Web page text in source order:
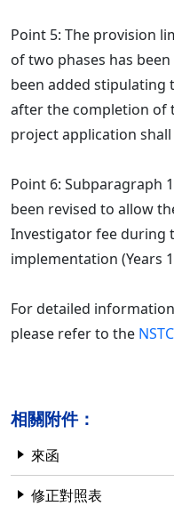
Point 5: The provision
of two phases has
been added stipulating
after the completion of
project application
Point 6: Subparagraph
been revised to allow
Investigator fee during
implementation (Years
For detailed
please refer to the NSTC
相關附件：
來函
修正對照表